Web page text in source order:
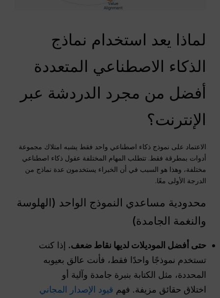
لماذا يعد استخدام نماذج
الذكاء الاصطناعي المتعددة
أفضل من مجرد الدردشة عبر
الإنترنت؟
الاعتماد على نموذج ذكاء اصطناعي واحد فقط يشبه امتلاك مجموعة
أدوات بمطرقة فقط. تتطلب المهام المختلفة عقول ذكاء اصطناعي
مختلفة، وهذا هو السبب في أن الخبراء يستخدمون عدة نماذج من
الدرجة الأولى معًا.
محدودية مساعدي النموذج الواحد (الهلوسة
والنغمة الجامدة)
حتى أفضل الموديلات لديها نقاط ضعف. إذا كنت
تستخدم نموذجًا واحدًا فقط، فأنت عالق بعيوبه
المحددة، مثل الكتابة بنبرة جامدة وآلية أو
اختلاق حقائق مزيفة. فهم قيود الإصدار المجاني